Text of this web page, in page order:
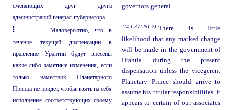
сменяющих друг друга
администраций генерал-губернатора.
governors general.
Маловероятно, что в
течение текущей диспенсации в
правление Урантии будут внесены
какие-либо заметные изменения, если
только наместник Планетарного
Принца не придет, чтобы взять на себя
исполнение соответствующих своему
114:1.3 (1251.2) There is little
likelihood that any marked change
will be made in the government of
Urantia during the present
dispensation unless the vicegerent
Planetary Prince should arrive to
assume his titular responsibilities. It
appears to certain of our associates